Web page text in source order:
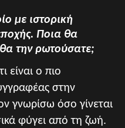
με ιστορική
Ποια θα
την ρωτούσατε;
είναι ο πιο
στην
γνωρίσω όσο γίνεται
φύγει από τη ζωή.